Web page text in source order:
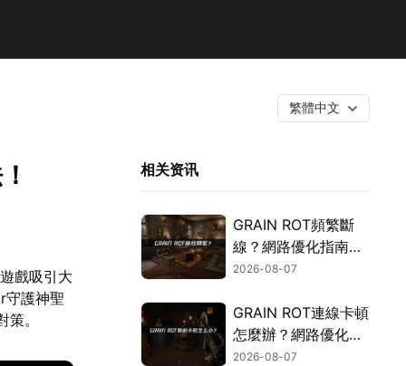
繁體中文
戲吸引大
守護神聖
。
相关资讯
GRAIN ROT頻繁斷
線？網路優化指南一
次搞定！
2026-08-07
GRAIN ROT連線卡頓
怎麼辦？網路優化這
樣解決！
2026-08-07